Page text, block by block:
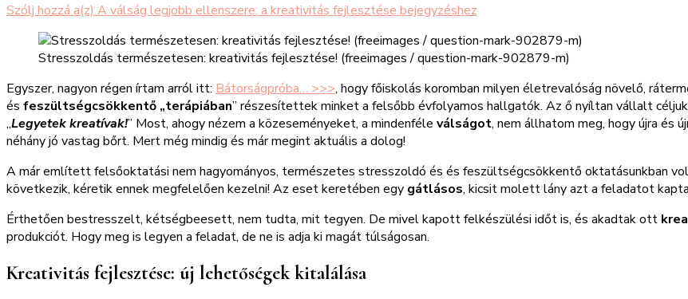
Szólj hozzá a(z) A válság legjobb ellenszere: a kreativitás fejlesztése bejegyzéshez
Stresszoldás természetesen: kreativitás fejlesztése! (freeimages / question-mark-902879-m)
Egyszer, nagyon régen írtam arról itt: Bátorságpróba… >>>, hogy főiskolás koromban milyen életrevalóság növelő,
és feszültségcsökkentő „terápiában” részesítettek minket a felsőbb évfolyamos hallgatók. Az ő nyíltan vállalt
„Legyetek kreatívak!” Most, ahogy nézem a közeseményeket, a mindenféle válságot, nem állhatom meg, hogy újra és
néhány jó vastag bőrt. Mert még mindig és már megint aktuális a dolog!
A már említett felsőoktatási nem hagyományos, természetes stresszoldó és és feszültségcsökkentő oktatásunkban
következik, kéretik ennek megfelelően kezelni! Az eset keretében egy gátlásos, kicsit molett lány azt a feladatot
Érthetően bestresszelt, kétségbeesett, nem tudta, mit tegyen. De mivel kapott felkészülési időt is, és akadtak ott
produkciót. Hogy meg is legyen a feladat, de ne is adja ki magát túlságosan.
Kreativitás fejlesztése: új lehetőségek kitalálása